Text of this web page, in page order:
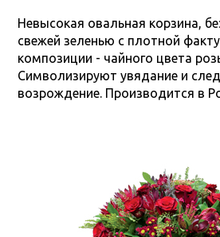
Невысокая овальная корзина,
свежей зеленью с плотной
композиции - чайного цвета
Символизируют увядание и
возрождение. Производится в